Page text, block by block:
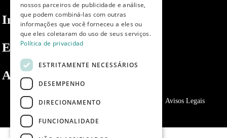
Informações
Espaço privado
Apoio ao cliente
Política de Privacidade Política de cookies Avisos Legais
nossos parceiros de publicidade e análise,
que podem combiná-las com outras
informações que você forneceu a eles ou
que eles coletaram do uso de seus serviços.
Política de privacidad
ESTRITAMENTE NECESSÁRIOS
DESEMPENHO
DIRECIONAMENTO
FUNCIONALIDADE